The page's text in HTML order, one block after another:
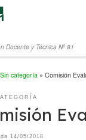
Docente y Técnica Nº 81
Sin categoría » Comisión
14/05/2018